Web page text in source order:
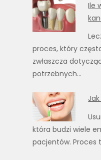
Ile
proces, który
zwłaszcza
potrzebnych…
która budzi wiele
pacjentów. Proces